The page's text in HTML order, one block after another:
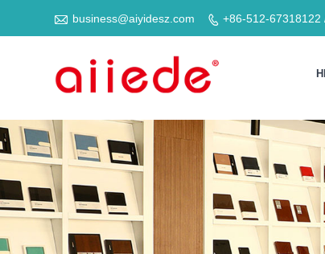
 business@aiyidesz.com  +86-512-67318122